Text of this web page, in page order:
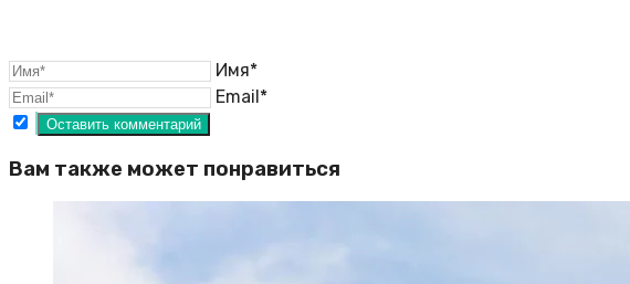
Имя*
Email*
Вам также может понравиться